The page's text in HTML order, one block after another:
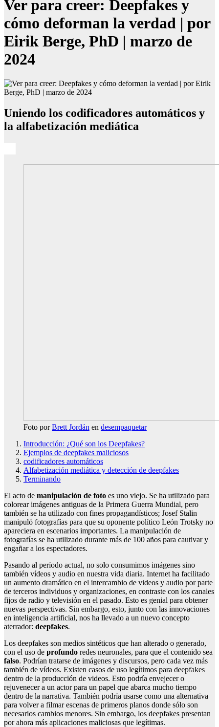
Ver para creer: Deepfakes y
cómo deforman la verdad | por
Eirik Berge, PhD | marzo de
2024
Uniendo los codificadores automáticos y
la alfabetización mediática
Foto porBrett Jordán en desempaquetar
Introducción: ¿Qué son los Deepfakes?
Ejemplos de deepfakes maliciosos
codificadores automáticos
Alfabetización mediática y detección de deepfakes
Terminando
El acto de manipulación de foto es uno viejo. Se ha utilizado para
colorear imágenes antiguas de la Primera Guerra Mundial, pero
también se ha utilizado con fines propagandísticos; Josef Stalin
manipuló fotografías para que su oponente político León Trotsky no
apareciera en escenarios importantes. La manipulación de
fotografías se ha utilizado durante más de 100 años para cautivar y
engañar a los espectadores.
Pasando al período actual, no solo consumimos imágenes sino
también vídeos y audio en nuestra vida diaria. Internet ha facilitado
un aumento dramático en el intercambio de videos y audio por parte
de terceros individuos y organizaciones, en contraste con los canales
fijos de radio y televisión en el pasado. Esto es genial para obtener
nuevas perspectivas. Sin embargo, esto, junto con las innovaciones
en inteligencia artificial, nos ha llevado a un nuevo concepto
aterrador: deepfakes.
Los deepfakes son medios sintéticos que han alterado o generado,
con el uso de profundo redes neuronales, para que el contenido sea
falso. Podrían tratarse de imágenes y discursos, pero cada vez más
también de vídeos. Existen casos de uso legítimos para deepfakes
dentro de la producción de videos. Esto podría envejecer o
rejuvenecer a un actor para un papel que abarca mucho tiempo
dentro de la narrativa. También podría usarse como una alternativa
para volver a filmar escenas de primeros planos donde sólo son
necesarios cambios menores. Sin embargo, los deepfakes presentan
por ahora más aplicaciones maliciosas que legítimas.